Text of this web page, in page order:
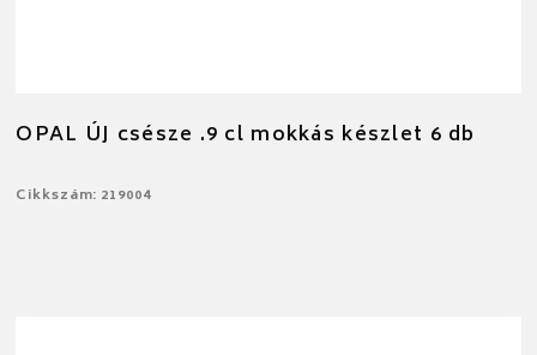
OPAL ÚJ csésze .9 cl mokkás készlet 6 db
Cikkszám: 219004